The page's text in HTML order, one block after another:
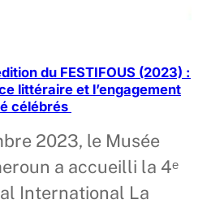
du FESTIFOUS (2023) :
littéraire et l’engagement
célébrés
2023, le Musée
a accueilli la 4ᵉ
International La